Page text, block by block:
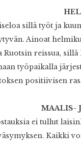
sillä työt ja
Ainoat
reissua,
työpaikalla
positiivisen
MAALIS-
ei tullut
Kaikki